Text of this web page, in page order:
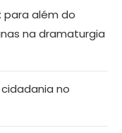
para além do
na dramaturgia
no